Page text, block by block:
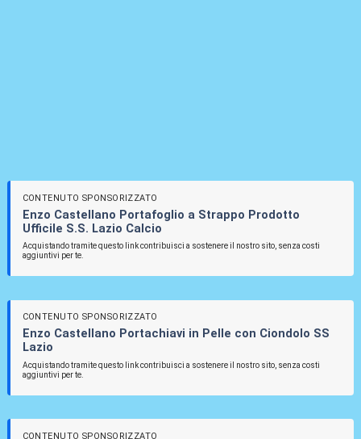
CONTENUTO SPONSORIZZATO
Enzo Castellano Portafoglio a Strappo Prodotto
Ufficile S.S. Lazio Calcio
Acquistando tramite questo link contribuisci a sostenere il nostro sito, senza costi
aggiuntivi per te.
CONTENUTO SPONSORIZZATO
Enzo Castellano Portachiavi in Pelle con Ciondolo SS
Lazio
Acquistando tramite questo link contribuisci a sostenere il nostro sito, senza costi
aggiuntivi per te.
CONTENUTO SPONSORIZZATO